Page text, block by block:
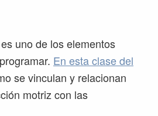
uno de los elementos
En esta clase del
se vinculan y relacionan
motriz con las